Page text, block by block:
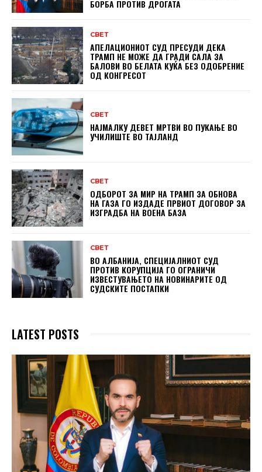
БОРБА ПРОТИВ ДРОГАТА
СВЕТ
АПЕЛАЦИОНИОТ СУД ПРЕСУДИ ДЕКА
ТРАМП НЕ МОЖЕ ДА ГРАДИ САЛА ЗА
БАЛОВИ ВО БЕЛАТА КУЌА БЕЗ ОДОБРЕНИЕ
ОД КОНГРЕСОТ
СВЕТ
НАЈМАЛКУ ДЕВЕТ МРТВИ ВО ПУКАЊЕ ВО
УЧИЛИШТЕ ВО ТАЈЛАНД
СВЕТ
ОДБОРОТ ЗА МИР НА ТРАМП ЗА ОБНОВА
НА ГАЗА ГО ИЗДАДЕ ПРВИОТ ДОГОВОР ЗА
ИЗГРАДБА НА ВОЕНА БАЗА
СВЕТ
ВО АЛБАНИЈА, СПЕЦИЈАЛНИОТ СУД
ПРОТИВ КОРУПЦИЈА ГО ОГРАНИЧИ
ИЗВЕСТУВАЊЕТО НА НОВИНАРИТЕ ОД
СУДСКИТЕ ПОСТАПКИ
LATEST POSTS